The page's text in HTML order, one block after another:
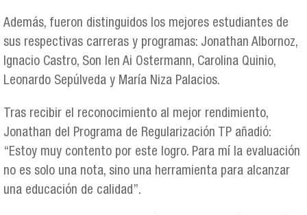
Además, fueron distinguidos los mejores estudiantes de
sus respectivas carreras y programas: Jonathan Albornoz,
Ignacio Castro, Son Ien Ai Ostermann, Carolina Quinio,
Leonardo Sepúlveda y María Niza Palacios.
Tras recibir el reconocimiento al mejor rendimiento,
Jonathan del Programa de Regularización TP añadió:
“Estoy muy contento por este logro. Para mí la evaluación
no es solo una nota, sino una herramienta para alcanzar
una educación de calidad”.